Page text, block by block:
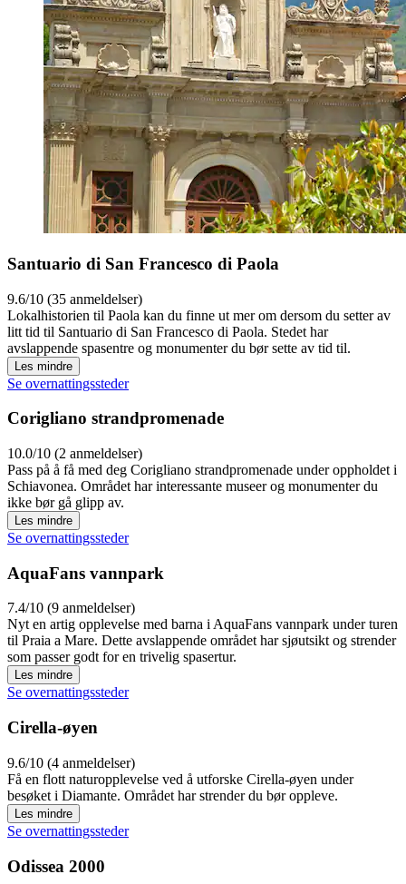
Santuario di San Francesco di Paola
9.6/10 (35 anmeldelser)
Lokalhistorien til Paola kan du finne ut mer om dersom du setter av
litt tid til Santuario di San Francesco di Paola. Stedet har
avslappende spasentre og monumenter du bør sette av tid til.
Les mindre
Se overnattingssteder
Corigliano strandpromenade
10.0/10 (2 anmeldelser)
Pass på å få med deg Corigliano strandpromenade under oppholdet i
Schiavonea. Området har interessante museer og monumenter du
ikke bør gå glipp av.
Les mindre
Se overnattingssteder
AquaFans vannpark
7.4/10 (9 anmeldelser)
Nyt en artig opplevelse med barna i AquaFans vannpark under turen
til Praia a Mare. Dette avslappende området har sjøutsikt og strender
som passer godt for en trivelig spasertur.
Les mindre
Se overnattingssteder
Cirella-øyen
9.6/10 (4 anmeldelser)
Få en flott naturopplevelse ved å utforske Cirella-øyen under
besøket i Diamante. Området har strender du bør oppleve.
Les mindre
Se overnattingssteder
Odissea 2000